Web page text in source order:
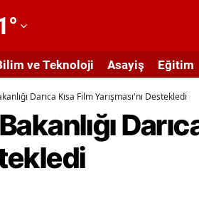
°
ve Teknoloji Asayiş Eğitim
Darıca Kısa Film Yarışması'nı Destekledi